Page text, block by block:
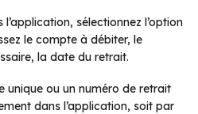
sélectionnez l’option
le compte à débiter, le
la date du retrait.
unique ou un numéro de retrait
dans l’application, soit par